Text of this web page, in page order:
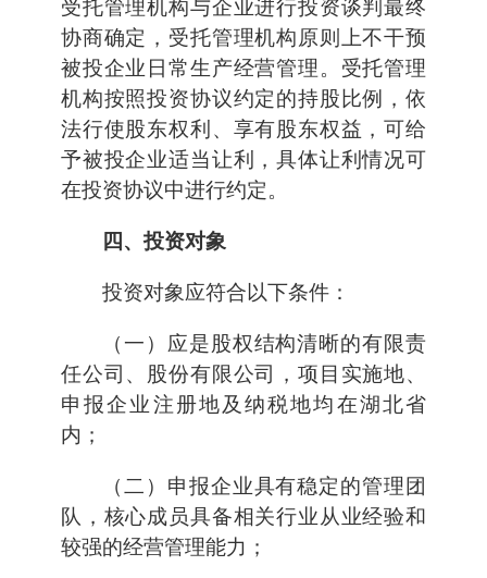
受托管理机构与企业进行投资谈判最终
协商确定，受托管理机构原则上不干预
被投企业日常生产经营管理。受托管理
机构按照投资协议约定的持股比例，依
法行使股东权利、享有股东权益，可给
予被投企业适当让利，具体让利情况可
在投资协议中进行约定。
四、投资对象
投资对象应符合以下条件：
（一）应是股权结构清晰的有限责
任公司、股份有限公司，项目实施地、
申报企业注册地及纳税地均在湖北省
内；
（二）申报企业具有稳定的管理团
队，核心成员具备相关行业从业经验和
较强的经营管理能力；